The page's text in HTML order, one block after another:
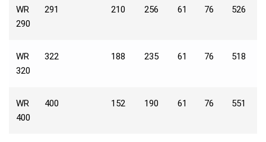
WR
290
291 210 256 61 76 526
WR
320
322 188 235 61 76 518
WR
400
400 152 190 61 76 551